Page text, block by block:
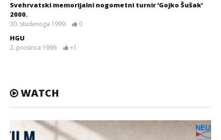
Svehrvatski memorijalni nogometni turnir ‘Gojko Šušak’
2000.
30. studenoga 1999. 0
HGU
2. prosinca 1999. +1
WATCH